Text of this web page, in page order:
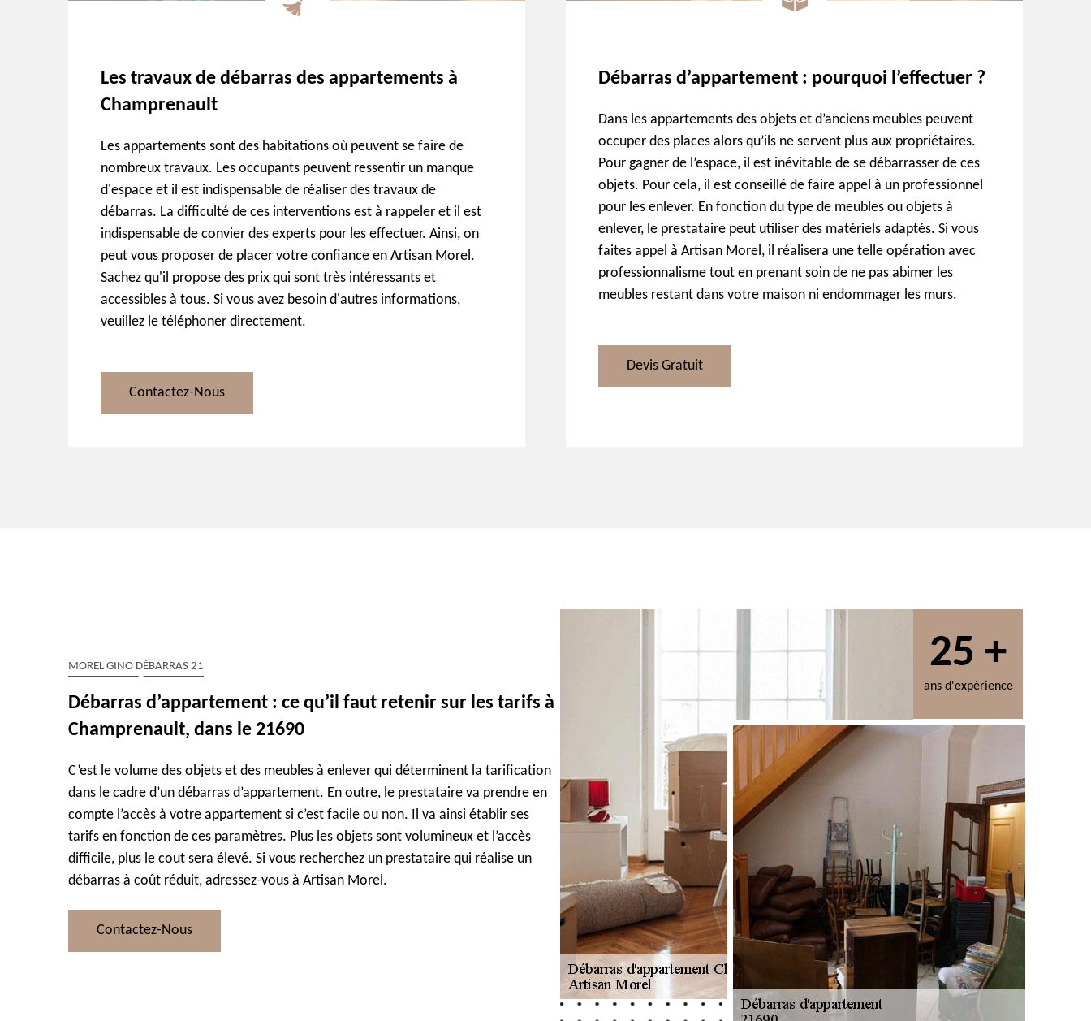
Les travaux de débarras des appartements à
Champrenault
Les appartements sont des habitations où peuvent se faire de
nombreux travaux. Les occupants peuvent ressentir un manque
d'espace et il est indispensable de réaliser des travaux de
débarras. La difficulté de ces interventions est à rappeler et il est
indispensable de convier des experts pour les effectuer. Ainsi, on
peut vous proposer de placer votre confiance en Artisan Morel.
Sachez qu'il propose des prix qui sont très intéressants et
accessibles à tous. Si vous avez besoin d'autres informations,
veuillez le téléphoner directement.
Contactez-Nous
Débarras d’appartement : pourquoi l’effectuer ?
Dans les appartements des objets et d’anciens meubles peuvent
occuper des places alors qu’ils ne servent plus aux propriétaires.
Pour gagner de l’espace, il est inévitable de se débarrasser de ces
objets. Pour cela, il est conseillé de faire appel à un professionnel
pour les enlever. En fonction du type de meubles ou objets à
enlever, le prestataire peut utiliser des matériels adaptés. Si vous
faites appel à Artisan Morel, il réalisera une telle opération avec
professionnalisme tout en prenant soin de ne pas abimer les
meubles restant dans votre maison ni endommager les murs.
Devis Gratuit
MOREL GINO DÉBARRAS 21
Débarras d’appartement : ce qu’il faut retenir sur les tarifs à
Champrenault, dans le 21690
C’est le volume des objets et des meubles à enlever qui déterminent la tarification
dans le cadre d’un débarras d’appartement. En outre, le prestataire va prendre en
compte l’accès à votre appartement si c’est facile ou non. Il va ainsi établir ses
tarifs en fonction de ces paramètres. Plus les objets sont volumineux et l’accès
difficile, plus le cout sera élevé. Si vous recherchez un prestataire qui réalise un
débarras à coût réduit, adressez-vous à Artisan Morel.
Contactez-Nous
25 +
ans d'expérience